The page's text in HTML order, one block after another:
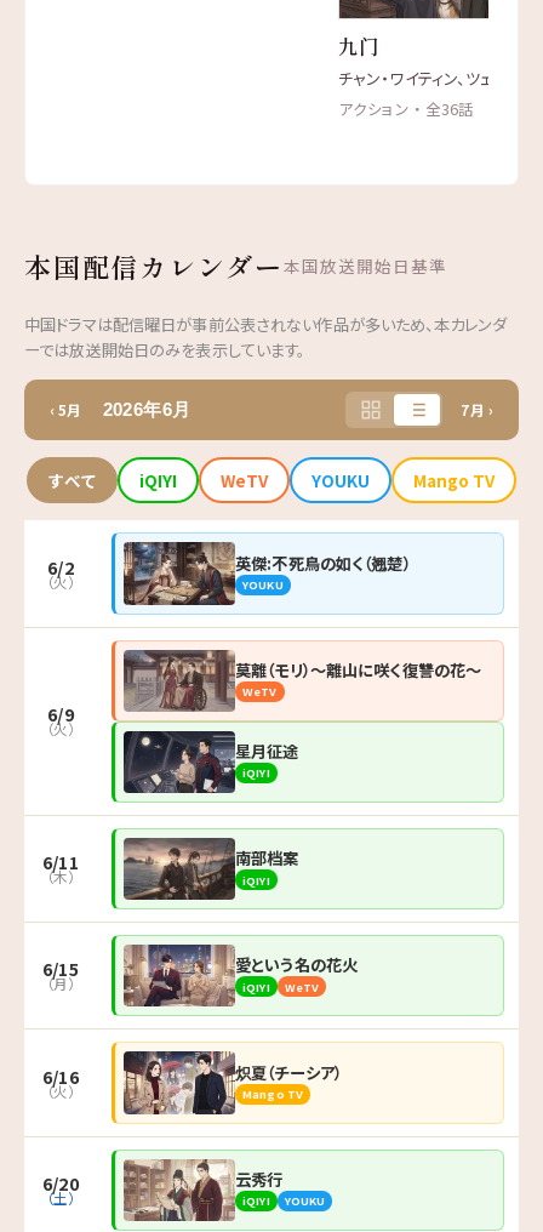
九门
チャン・ワイティン、ツェン・シ
アクション ・ 全36話
本国配信カレンダー 本国放送開始日基準
中国ドラマは配信曜日が事前公表されない作品が多いため、本カレンダ
ーでは放送開始日のみを表示しています。
‹ 5月 2026年6月 7月 ›
すべて iQIYI WeTV YOUKU Mango TV
6/2
（火）
英傑:不死鳥の如く（翘楚）
YOUKU
6/9
（火）
莫離（モリ）〜離山に咲く復讐の花〜
WeTV
星月征途
iQIYI
6/11
（木）
南部档案
iQIYI
6/15
（月）
愛という名の花火
iQIYI WeTV
6/16
（火）
炽夏（チーシア）
Mango TV
6/20
（土）
云秀行
iQIYI YOUKU